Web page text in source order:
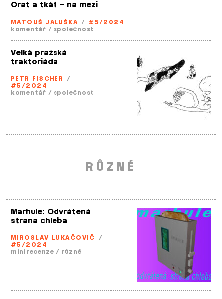
Orat a tkát – na mezi
MATOUŠ JALUŠKA / #5/2024
komentář / společnost
Velká pražská
traktoriáda
PETR FISCHER /
#5/2024
komentář / společnost
RŮZNÉ
Marhule: Odvrátená
strana chleba
MIROSLAV LUKAČOVIČ /
#5/2024
minirecenze / různé